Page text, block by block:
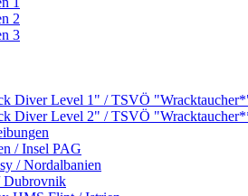
2
3
Diver Level 1" / TSVÖ
Diver Level 2" / TSVÖ
/ Insel PAG
/ Nordalbanien
Dubrovnik